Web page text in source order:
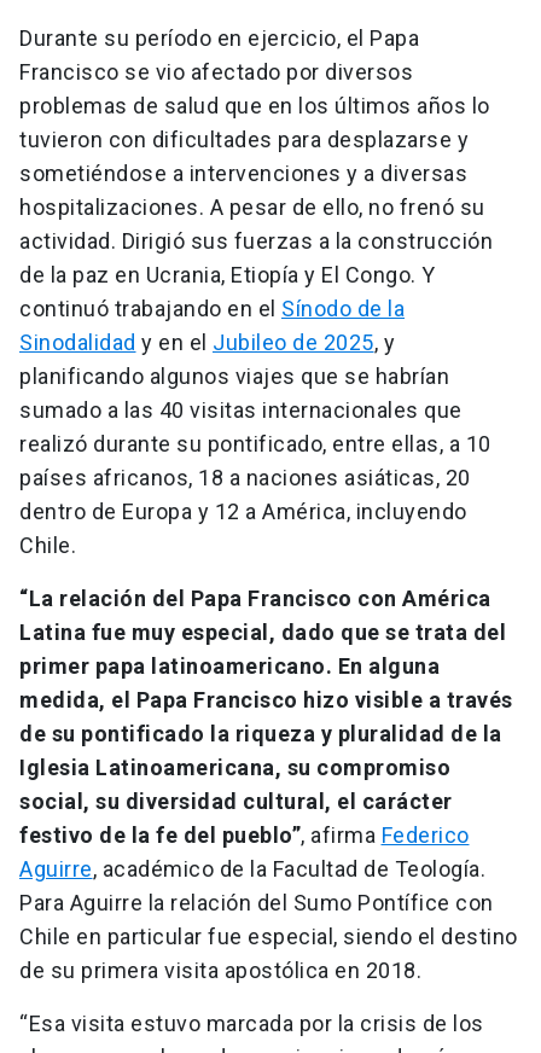
Durante su período en ejercicio, el Papa
Francisco se vio afectado por diversos
problemas de salud que en los últimos años lo
tuvieron con dificultades para desplazarse y
sometiéndose a intervenciones y a diversas
hospitalizaciones. A pesar de ello, no frenó su
actividad. Dirigió sus fuerzas a la construcción
de la paz en Ucrania, Etiopía y El Congo. Y
continuó trabajando en el Sínodo de la
Sinodalidad y en el Jubileo de 2025, y
planificando algunos viajes que se habrían
sumado a las 40 visitas internacionales que
realizó durante su pontificado, entre ellas, a 10
países africanos, 18 a naciones asiáticas, 20
dentro de Europa y 12 a América, incluyendo
Chile.
“La relación del Papa Francisco con América
Latina fue muy especial, dado que se trata del
primer papa latinoamericano. En alguna
medida, el Papa Francisco hizo visible a través
de su pontificado la riqueza y pluralidad de la
Iglesia Latinoamericana, su compromiso
social, su diversidad cultural, el carácter
festivo de la fe del pueblo”, afirma Federico
Aguirre, académico de la Facultad de Teología.
Para Aguirre la relación del Sumo Pontífice con
Chile en particular fue especial, siendo el destino
de su primera visita apostólica en 2018.
“Esa visita estuvo marcada por la crisis de los